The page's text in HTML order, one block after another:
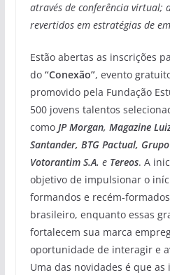
através de conferência virtual;
revertidos em estratégias de
Estão abertas as inscrições
do “Conexão”, evento
promovido pela Fundação
500 jovens talentos
como JP Morgan, Magazine
Santander, BTG Pactual,
Votorantim S.A. e Tereos. A
objetivo de impulsionar o
formandos e recém-
brasileiro, enquanto essas
fortalecem sua marca
oportunidade de interagir e
Uma das novidades é que